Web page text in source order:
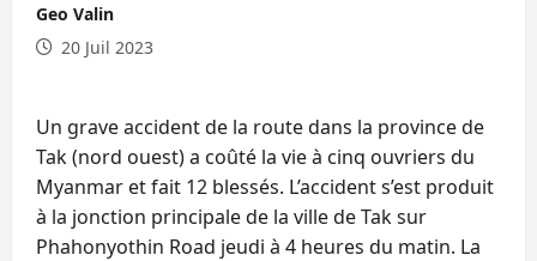
Geo Valin
20 Juil 2023
Un grave accident de la route dans la province de
Tak (nord ouest) a coûté la vie à cinq ouvriers du
Myanmar et fait 12 blessés. L’accident s’est produit
à la jonction principale de la ville de Tak sur
Phahonyothin Road jeudi à 4 heures du matin. La